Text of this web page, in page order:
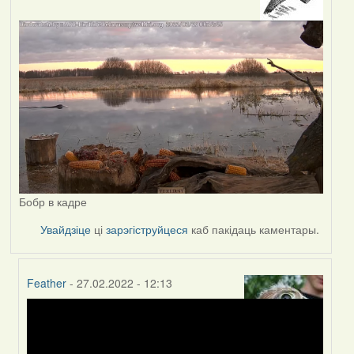
Бобр в кадре
Увайдзіце цізарэгіструйцеся каб пакідаць каментары.
Feather - 27.02.2022 - 12:13